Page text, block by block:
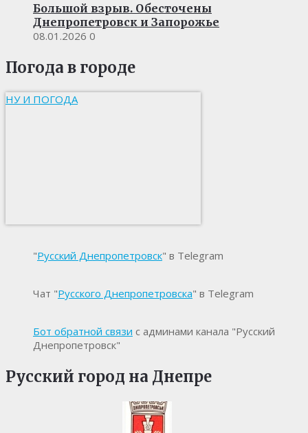
Большой взрыв. Обесточены
Днепропетровск и Запорожье
08.01.2026 0
Погода в городе
НУ И ПОГОДА
"Русский Днепропетровск" в Telegram
Чат "Русского Днепропетровска" в Telegram
Бот обратной связи с админами канала "Русский
Днепропетровск"
Русский город на Днепре